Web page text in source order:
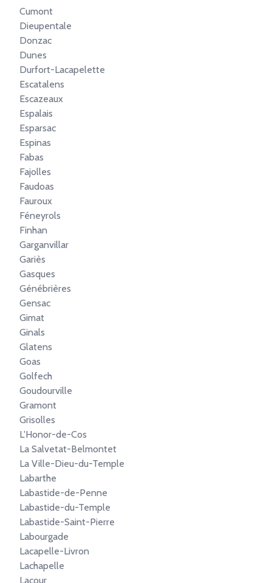
Cumont
Dieupentale
Donzac
Dunes
Durfort-Lacapelette
Escatalens
Escazeaux
Espalais
Esparsac
Espinas
Fabas
Fajolles
Faudoas
Fauroux
Féneyrols
Finhan
Garganvillar
Gariès
Gasques
Génébrières
Gensac
Gimat
Ginals
Glatens
Goas
Golfech
Goudourville
Gramont
Grisolles
L'Honor-de-Cos
La Salvetat-Belmontet
La Ville-Dieu-du-Temple
Labarthe
Labastide-de-Penne
Labastide-du-Temple
Labastide-Saint-Pierre
Labourgade
Lacapelle-Livron
Lachapelle
Lacour